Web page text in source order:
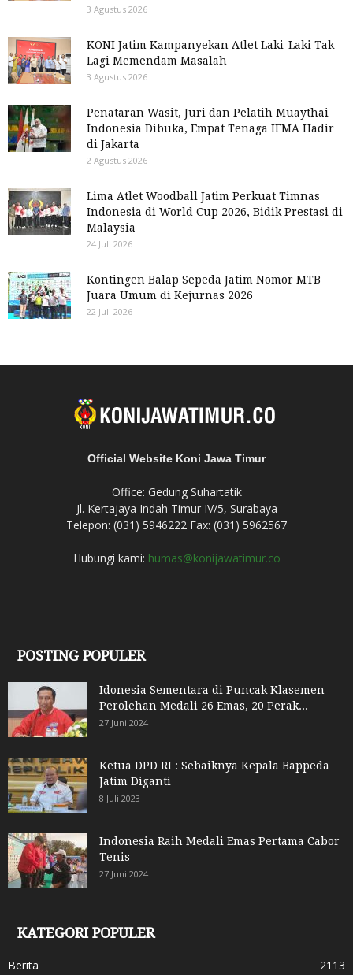
3 Agustus 2026
KONI Jatim Kampanyekan Atlet Laki-Laki Tak
Lagi Memendam Masalah
3 Agustus 2026
Penataran Wasit, Juri dan Pelatih Muaythai
Indonesia Dibuka, Empat Tenaga IFMA Hadir
di Jakarta
2 Agustus 2026
Lima Atlet Woodball Jatim Perkuat Timnas
Indonesia di World Cup 2026, Bidik Prestasi di
Malaysia
24 Juli 2026
Kontingen Balap Sepeda Jatim Nomor MTB
Juara Umum di Kejurnas 2026
22 Juli 2026
Official Website Koni Jawa Timur
Office: Gedung Suhartatik
Jl. Kertajaya Indah Timur IV/5, Surabaya
Telepon: (031) 5946222 Fax: (031) 5962567
Hubungi kami: humas@konijawatimur.co
POSTING POPULER
Idonesia Sementara di Puncak Klasemen
Perolehan Medali 26 Emas, 20 Perak...
27 Juni 2024
Ketua DPD RI : Sebaiknya Kepala Bappeda
Jatim Diganti
8 Juli 2023
Indonesia Raih Medali Emas Pertama Cabor
Tenis
27 Juni 2024
KATEGORI POPULER
Berita 2113